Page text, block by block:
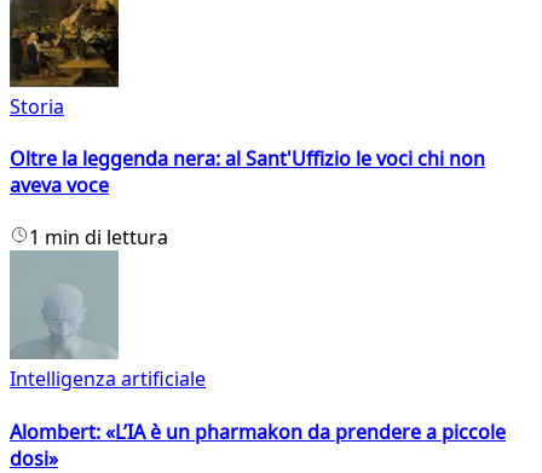
Storia
Oltre la leggenda nera: al Sant'Uffizio le voci chi non
aveva voce
1 min di lettura
Intelligenza artificiale
Alombert: «L’IA è un pharmakon da prendere a piccole
dosi»